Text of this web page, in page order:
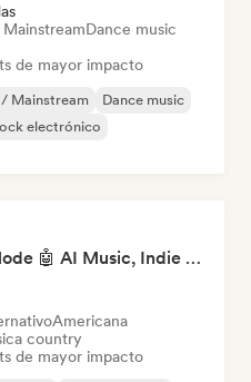
Dance music
de mayor impacto
Mainstream
Dance music
electrónico
Pop Machine Mode 🤖 AI Music, Indie Pop & Dream Pop
Americana
country
de mayor impacto